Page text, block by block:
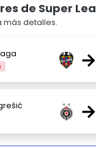
de Super
más detalles.
→
→